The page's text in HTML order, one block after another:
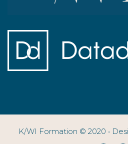
K/WI Formation © 2020 •